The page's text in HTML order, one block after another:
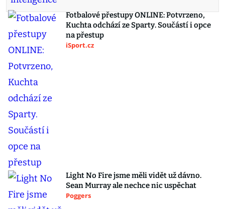
Fotbalové přestupy ONLINE: Potvrzeno,
Kuchta odchází ze Sparty. Součástí i opce
na přestup
iSport.cz
Light No Fire jsme měli vidět už dávno.
Sean Murray ale nechce nic uspěchat
Poggers